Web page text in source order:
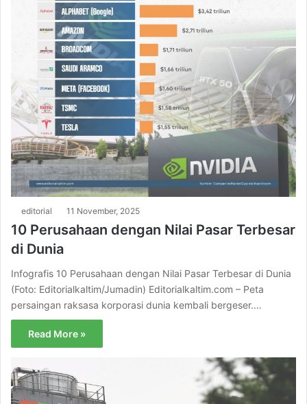
editorial 11 November, 2025
10 Perusahaan dengan Nilai Pasar Terbesar
di Dunia
Infografis 10 Perusahaan dengan Nilai Pasar Terbesar di Dunia
(Foto: Editorialkaltim/Jumadin) Editorialkaltim.com – Peta
persaingan raksasa korporasi dunia kembali bergeser.…
Read More »